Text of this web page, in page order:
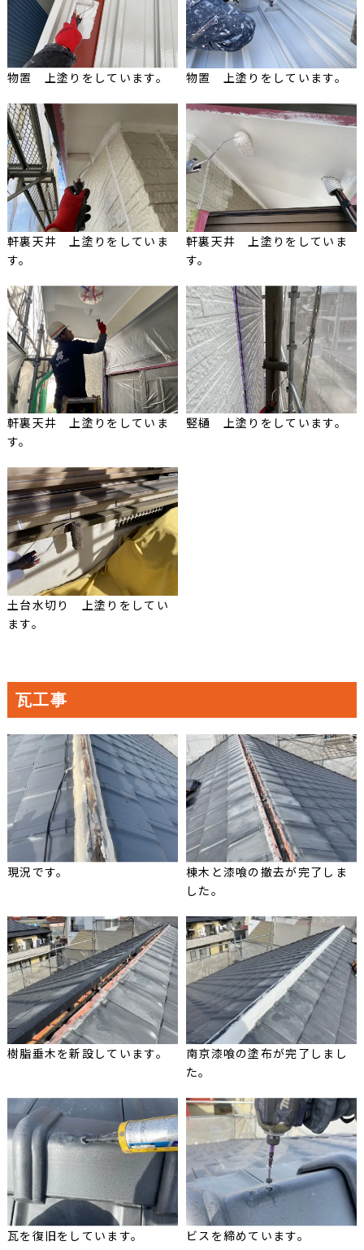
物置 上塗りをしています。 物置 上塗りをしています。
軒裏天井 上塗りをしていま
す。
軒裏天井 上塗りをしていま
す。
軒裏天井 上塗りをしていま
す。
竪樋 上塗りをしています。
土台水切り 上塗りをしてい
ます。
瓦工事
現況です。
棟木と漆喰の撤去が完了しま
した。
樹脂垂木を新設しています。
南京漆喰の塗布が完了しまし
た。
瓦を復旧をしています。 ビスを締めています。